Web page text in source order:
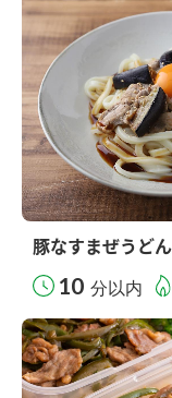
豚なすまぜうどん
10 分以内